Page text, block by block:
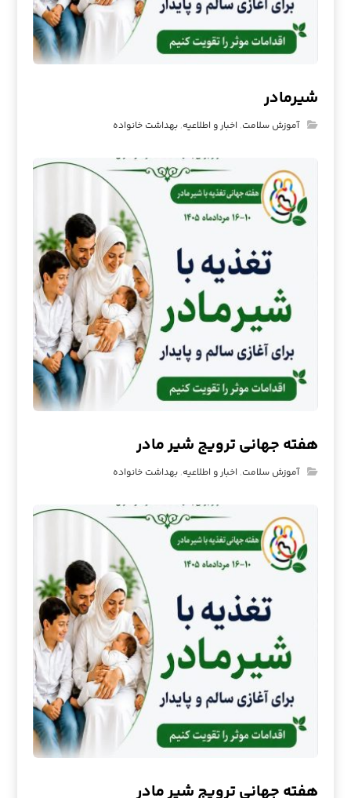
شیرمادر
آموزش سلامت, اخبار و اطلاعیه,بهداشت خانواده
هفته جهانی ترویج شیر مادر
آموزش سلامت, اخبار و اطلاعیه,بهداشت خانواده
هفته جهانی ترویج شیر مادر